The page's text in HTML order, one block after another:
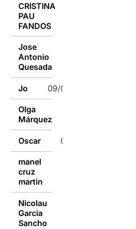
CRISTINA
PAU
FANDOS
Jose
Antonio
Quesada
Jo 09/01/2017
Olga
Márquez
Oscar 09/01/2017
manel
cruz
martin
Nicolau
Garcia
Sancho